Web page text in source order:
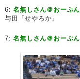
6:名無しさん＠おーぷん
与田「せやろか」
7:名無しさん＠おーぷん